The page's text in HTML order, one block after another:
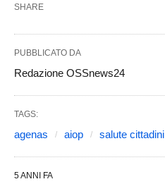
SHARE
PUBBLICATO DA
Redazione OSSnews24
TAGS:
agenas aiop salute cittadini
5 ANNI FA